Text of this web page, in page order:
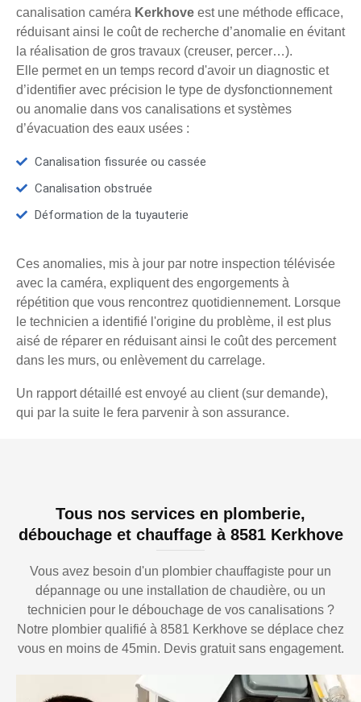
canalisation caméra Kerkhove est une méthode efficace,
réduisant ainsi le coût de recherche d’anomalie en évitant
la réalisation de gros travaux (creuser, percer…).
Elle permet en un temps record d'avoir un diagnostic et
d’identifier avec précision le type de dysfonctionnement
ou anomalie dans vos canalisations et systèmes
d’évacuation des eaux usées :
Canalisation fissurée ou cassée
Canalisation obstruée
Déformation de la tuyauterie
Ces anomalies, mis à jour par notre inspection télévisée
avec la caméra, expliquent des engorgements à
répétition que vous rencontrez quotidiennement. Lorsque
le technicien a identifié l'origine du problème, il est plus
aisé de réparer en réduisant ainsi le coût des percement
dans les murs, ou enlèvement du carrelage.
Un rapport détaillé est envoyé au client (sur demande),
qui par la suite le fera parvenir à son assurance.
Tous nos services en plomberie,
débouchage et chauffage à 8581 Kerkhove
Vous avez besoin d'un plombier chauffagiste pour un
dépannage ou une installation de chaudière, ou un
technicien pour le débouchage de vos canalisations ?
Notre plombier qualifié à 8581 Kerkhove se déplace chez
vous en moins de 45min. Devis gratuit sans engagement.